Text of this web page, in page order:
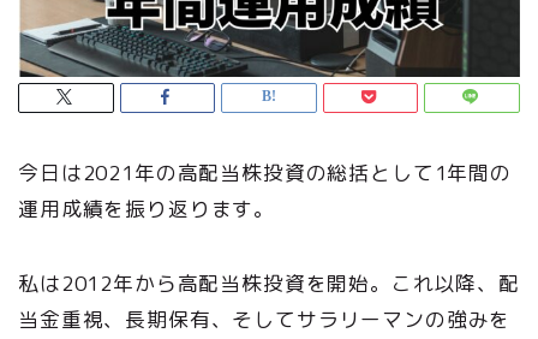
今日は2021年の高配当株投資の総括として1年間の
運用成績を振り返ります。
私は2012年から高配当株投資を開始。これ以降、配
当金重視、長期保有、そしてサラリーマンの強みを